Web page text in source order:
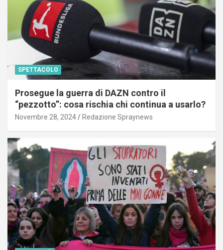
SPETTACOLO
Prosegue la guerra di DAZN contro il
“pezzotto”: cosa rischia chi continua a usarlo?
Novembre 28, 2024 Redazione Spraynews